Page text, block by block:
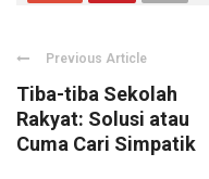
Previous Article
Tiba-tiba Sekolah
Rakyat: Solusi atau
Cuma Cari Simpatik